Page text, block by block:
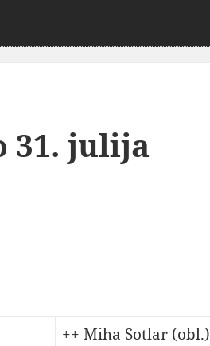
31. julija
++ Miha Sotlar (obl.)